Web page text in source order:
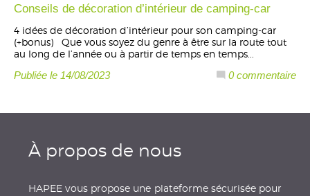
Conseils de décoration d’intérieur de camping-car
4 idées de décoration d’intérieur pour son camping-car
(+bonus) Que vous soyez du genre à être sur la route tout
au long de l’année ou à partir de temps en temps...
0 commentaire
Publiée le 14/08/2023
À propos de nous
HAPEE vous propose une plateforme sécurisée pour